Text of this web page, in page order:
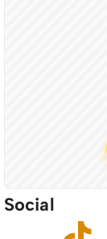
Social